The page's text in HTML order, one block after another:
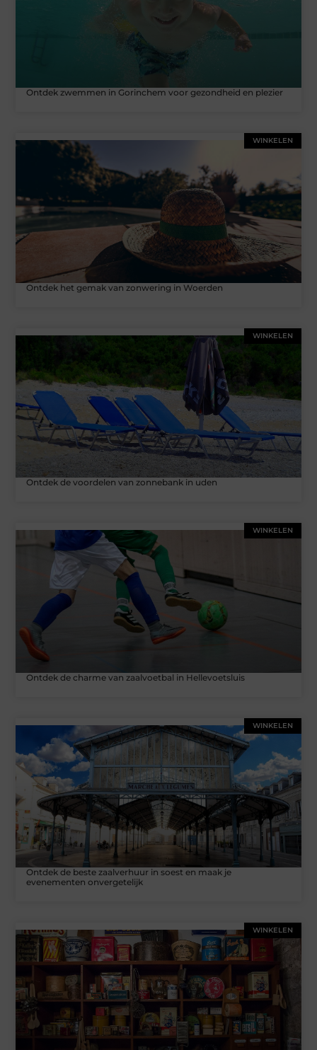
Ontdek zwemmen in Gorinchem voor gezondheid en plezier
WINKELEN
Ontdek het gemak van zonwering in Woerden
WINKELEN
Ontdek de voordelen van zonnebank in uden
WINKELEN
Ontdek de charme van zaalvoetbal in Hellevoetsluis
WINKELEN
Ontdek de beste zaalverhuur in soest en maak je
evenementen onvergetelijk
WINKELEN